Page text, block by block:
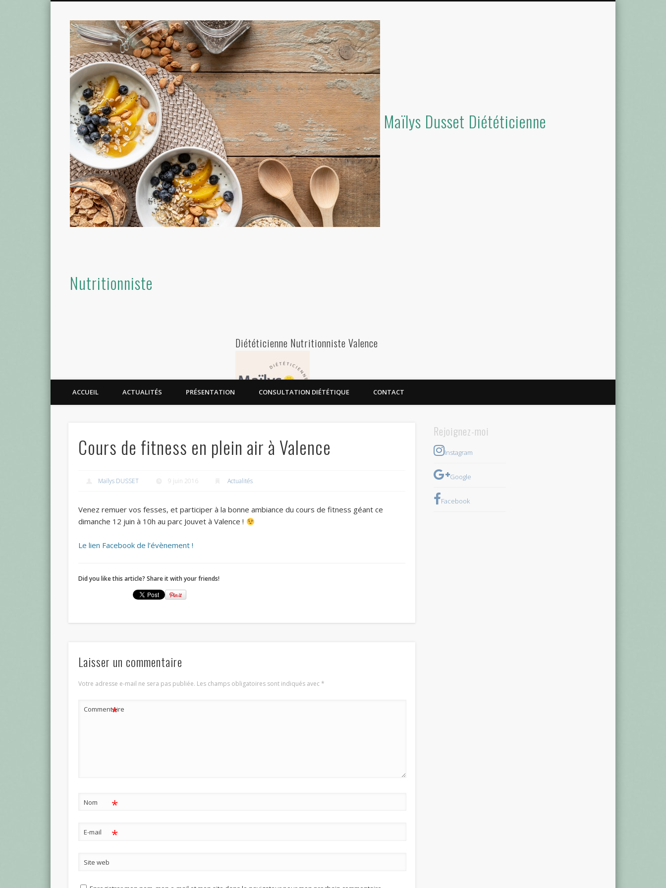
Maïlys Dusset Diététicienne
Nutritionniste
Diététicienne Nutritionniste Valence
Diététicienne Valence
ACCUEIL ACTUALITÉS PRÉSENTATION CONSULTATION DIÉTÉTIQUE CONTACT
Cours de fitness en plein air à Valence
Maïlys DUSSET 9 juin 2016 Actualités
Venez remuer vos fesses, et participer à la bonne ambiance du cours de fitness géant ce
dimanche 12 juin à 10h au parc Jouvet à Valence !
Le lien Facebook de l’évènement !
Did you like this article? Share it with your friends!
Laisser un commentaire
Votre adresse e-mail ne sera pas publiée. Les champs obligatoires sont indiqués avec*
Commentaire
*
Nom *
E-mail *
Site web
Rejoignez-moi
Instagram
Google
Facebook